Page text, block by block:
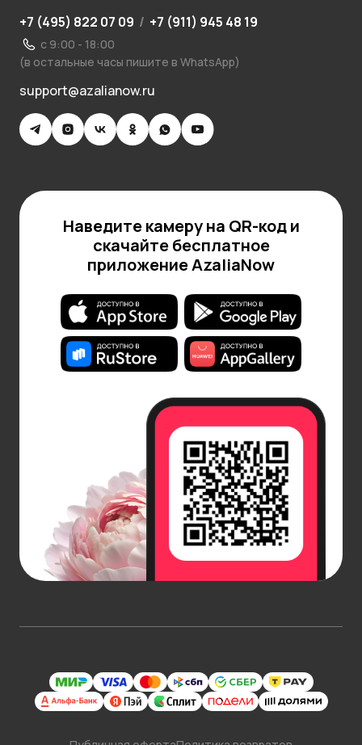
+7 (495) 822 07 09 / +7 (911) 945 48 19
с 9:00 - 18:00
(в остальные часы пишите в WhatsApp)
support@azalianow.ru
Наведите камеру на QR-код и
скачайте бесплатное
приложение AzaliaNow